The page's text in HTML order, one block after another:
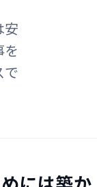
安
で